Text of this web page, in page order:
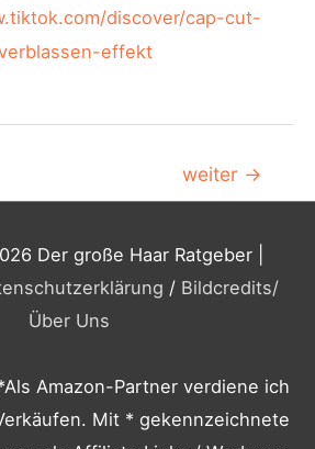
discover/cap-cut-
effekt
weiter →
Der große Haar Ratgeber|
/ Bildcredits/
Über Uns
Amazon-Partner verdiene ich
Mit * gekennzeichnete